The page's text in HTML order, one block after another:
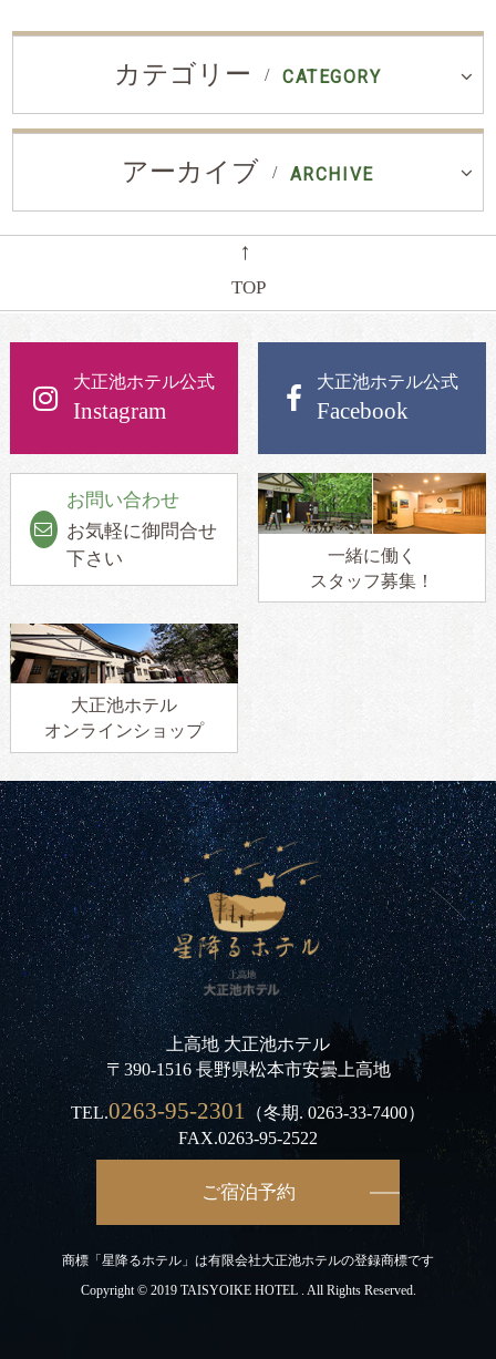
カテゴリー CATEGORY
アーカイブ ARCHIVE
←
TOP
大正池ホテル公式
Instagram
大正池ホテル公式
Facebook
お問い合わせ
お気軽に御問合せ
下さい
一緒に働く
スタッフ募集！
大正池ホテル
オンラインショップ
上高地 大正池ホテル
〒390-1516 長野県松本市安曇上高地
TEL.0263-95-2301 （冬期.0263-33-7400）
FAX.0263-95-2522
ご宿泊予約
商標「星降るホテル」は有限会社大正池ホテルの登録商標です
Copyright © 2019 TAISYOIKE HOTEL . All Rights Reserved.